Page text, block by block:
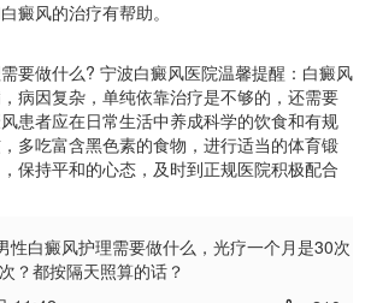
癜风的治疗有帮助。
做什么? 宁波白癜风医院温馨提醒：白癜风
病因复杂，单纯依靠治疗是不够的，还需要
患者应在日常生活中养成科学的饮食和有规
多吃富含黑色素的食物，进行适当的体育锻
保持平和的心态，及时到正规医院积极配合
性白癜风护理需要做什么 ，光疗一个月是30次
？都按隔天照算的话？